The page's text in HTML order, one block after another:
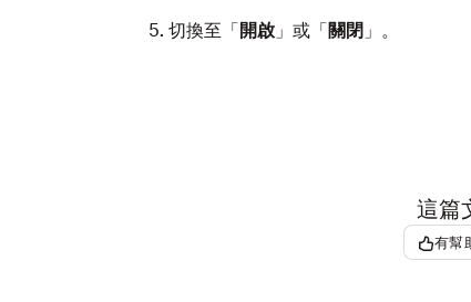
切換至 「開啟 」或「關閉 」。
這篇
有幫